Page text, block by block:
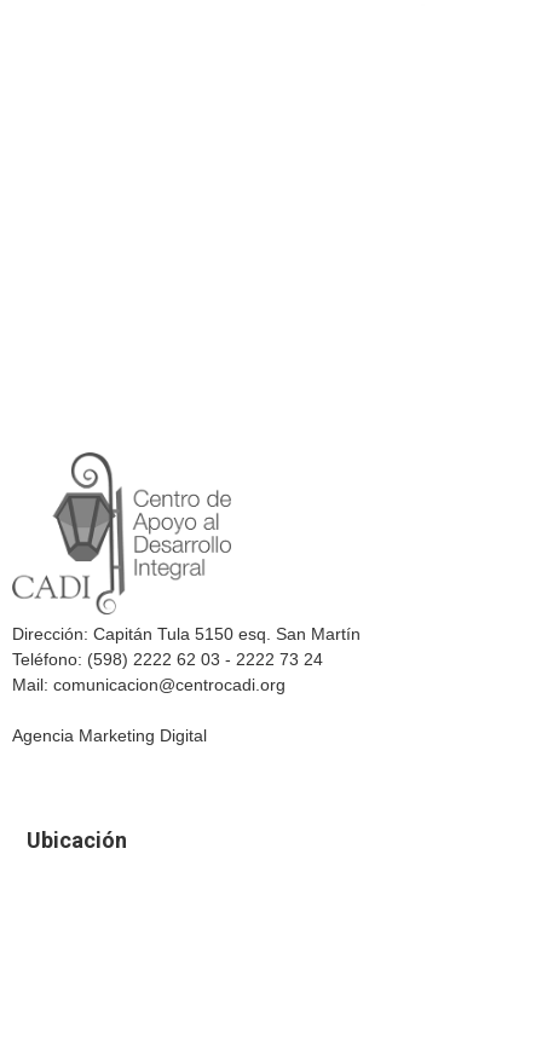
Dirección: Capitán Tula 5150 esq. San Martín
Teléfono: (598) 2222 62 03 - 2222 73 24
Mail: comunicacion@centrocadi.org
Agencia Marketing Digital
Ubicación